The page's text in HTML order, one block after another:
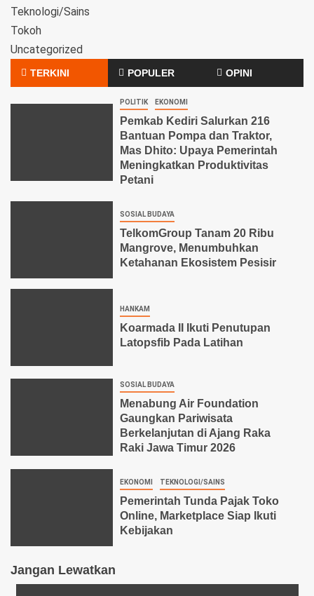
Teknologi/Sains
Tokoh
Uncategorized
TERKINI POPULER OPINI
POLITIK EKONOMI
Pemkab Kediri Salurkan 216
Bantuan Pompa dan Traktor,
Mas Dhito: Upaya Pemerintah
Meningkatkan Produktivitas
Petani
SOSIAL BUDAYA
TelkomGroup Tanam 20 Ribu
Mangrove, Menumbuhkan
Ketahanan Ekosistem Pesisir
HANKAM
Koarmada II Ikuti Penutupan
Latopsfib Pada Latihan
SOSIAL BUDAYA
Menabung Air Foundation
Gaungkan Pariwisata
Berkelanjutan di Ajang Raka
Raki Jawa Timur 2026
EKONOMI TEKNOLOGI/SAINS
Pemerintah Tunda Pajak Toko
Online, Marketplace Siap Ikuti
Kebijakan
Jangan Lewatkan